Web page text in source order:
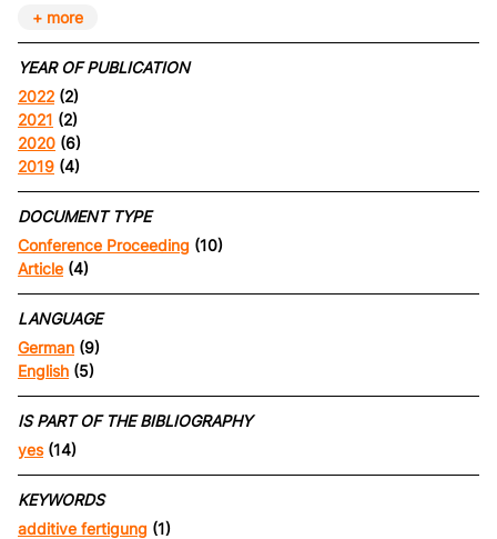
+ more
YEAR OF PUBLICATION
2022 (2)
2021 (2)
2020 (6)
2019 (4)
DOCUMENT TYPE
Conference Proceeding (10)
Article (4)
LANGUAGE
German (9)
English (5)
IS PART OF THE BIBLIOGRAPHY
yes(14)
KEYWORDS
additive fertigung (1)